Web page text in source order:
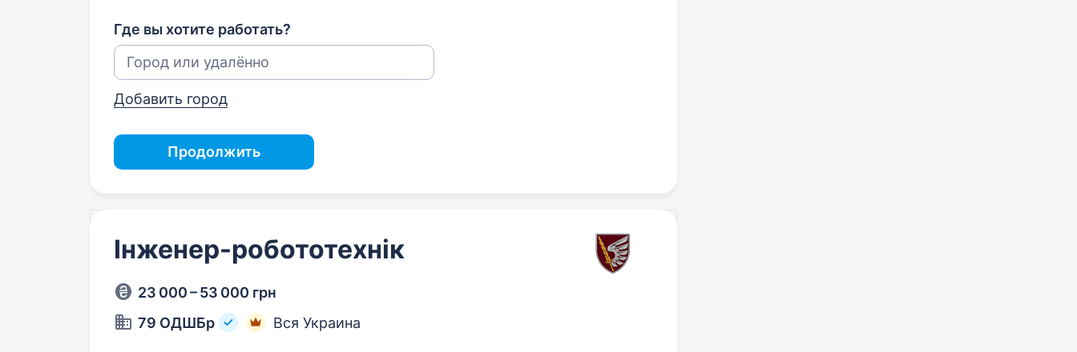
Где вы хотите работать?
Добавить город
Продолжить
Інженер-робототехнік
23 000 – 53 000 грн
79 ОДШБр
Вся Украина